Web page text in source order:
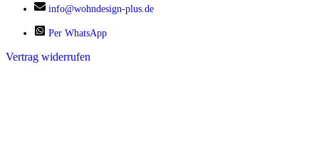
info@wohndesign-plus.de
Per WhatsApp
Vertrag widerrufen